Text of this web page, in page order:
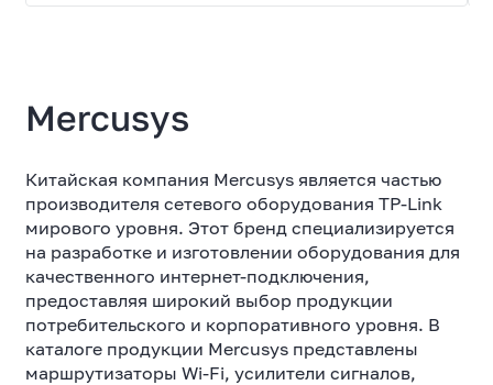
Mercusys
Китайская компания Mercusys является частью
производителя сетевого оборудования TP-Link
мирового уровня. Этот бренд специализируется
на разработке и изготовлении оборудования для
качественного интернет-подключения,
предоставляя широкий выбор продукции
потребительского и корпоративного уровня. В
каталоге продукции Mercusys представлены
маршрутизаторы Wi-Fi, усилители сигналов,